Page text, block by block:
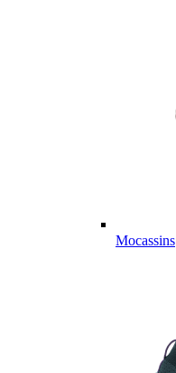
Mocassins